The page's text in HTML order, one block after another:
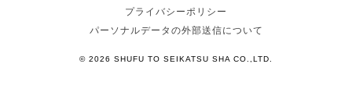
プライバシーポリシー
パーソナルデータの外部送信について
© 2026 SHUFU TO SEIKATSU SHA CO.,LTD.